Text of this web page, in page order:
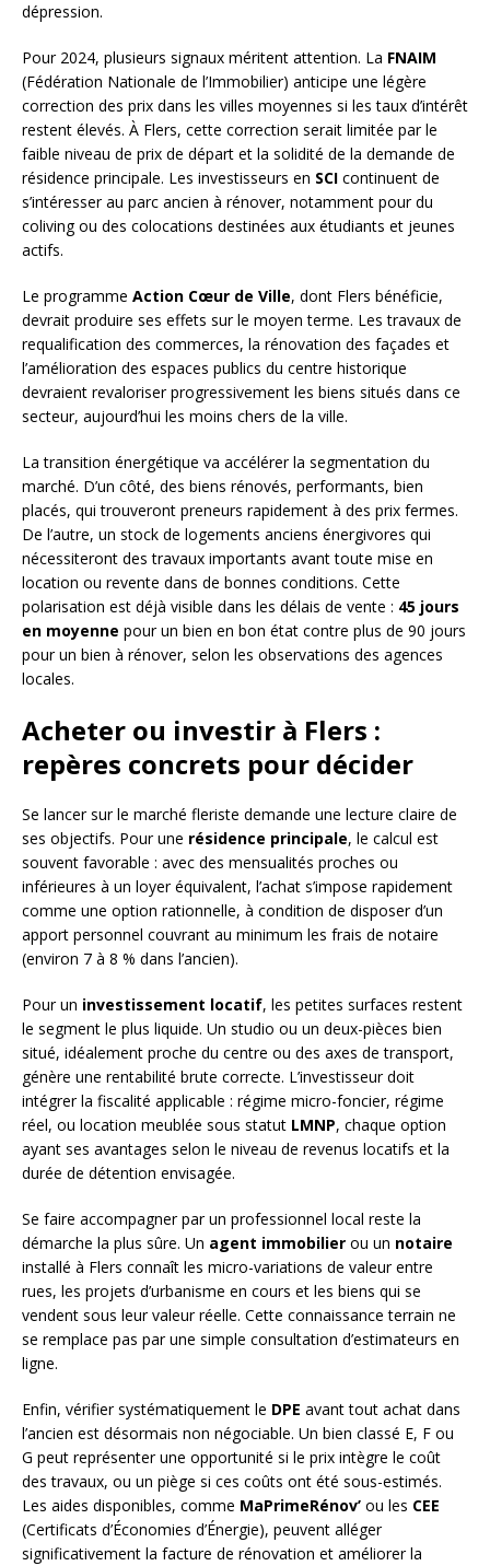
dépression.
Pour 2024, plusieurs signaux méritent attention. La FNAIM
(Fédération Nationale de l’Immobilier) anticipe une légère
correction des prix dans les villes moyennes si les taux d’intérêt
restent élevés. À Flers, cette correction serait limitée par le
faible niveau de prix de départ et la solidité de la demande de
résidence principale. Les investisseurs en SCI continuent de
s’intéresser au parc ancien à rénover, notamment pour du
coliving ou des colocations destinées aux étudiants et jeunes
actifs.
Le programme Action Cœur de Ville, dont Flers bénéficie,
devrait produire ses effets sur le moyen terme. Les travaux de
requalification des commerces, la rénovation des façades et
l’amélioration des espaces publics du centre historique
devraient revaloriser progressivement les biens situés dans ce
secteur, aujourd’hui les moins chers de la ville.
La transition énergétique va accélérer la segmentation du
marché. D’un côté, des biens rénovés, performants, bien
placés, qui trouveront preneurs rapidement à des prix fermes.
De l’autre, un stock de logements anciens énergivores qui
nécessiteront des travaux importants avant toute mise en
location ou revente dans de bonnes conditions. Cette
polarisation est déjà visible dans les délais de vente : 45 jours
en moyenne pour un bien en bon état contre plus de 90 jours
pour un bien à rénover, selon les observations des agences
locales.
Acheter ou investir à Flers :
repères concrets pour décider
Se lancer sur le marché fleriste demande une lecture claire de
ses objectifs. Pour une résidence principale, le calcul est
souvent favorable : avec des mensualités proches ou
inférieures à un loyer équivalent, l’achat s’impose rapidement
comme une option rationnelle, à condition de disposer d’un
apport personnel couvrant au minimum les frais de notaire
(environ 7 à 8 % dans l’ancien).
Pour un investissement locatif, les petites surfaces restent
le segment le plus liquide. Un studio ou un deux-pièces bien
situé, idéalement proche du centre ou des axes de transport,
génère une rentabilité brute correcte. L’investisseur doit
intégrer la fiscalité applicable : régime micro-foncier, régime
réel, ou location meublée sous statut LMNP, chaque option
ayant ses avantages selon le niveau de revenus locatifs et la
durée de détention envisagée.
Se faire accompagner par un professionnel local reste la
démarche la plus sûre. Un agent immobilier ou un notaire
installé à Flers connaît les micro-variations de valeur entre
rues, les projets d’urbanisme en cours et les biens qui se
vendent sous leur valeur réelle. Cette connaissance terrain ne
se remplace pas par une simple consultation d’estimateurs en
ligne.
Enfin, vérifier systématiquement le DPE avant tout achat dans
l’ancien est désormais non négociable. Un bien classé E, F ou
G peut représenter une opportunité si le prix intègre le coût
des travaux, ou un piège si ces coûts ont été sous-estimés.
Les aides disponibles, comme MaPrimeRénov’ ou les CEE
(Certificats d’Économies d’Énergie), peuvent alléger
significativement la facture de rénovation et améliorer la